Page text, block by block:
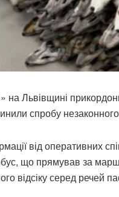
на Львівщині
спробу
від оперативних
що прямував за
відсіку серед